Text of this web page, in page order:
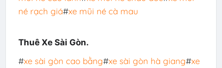
né rạch giá#xe mũi né cà mau
Thuê Xe Sài Gòn.
#xe sài gòn cao bằng#xe sài gòn hà giang#xe